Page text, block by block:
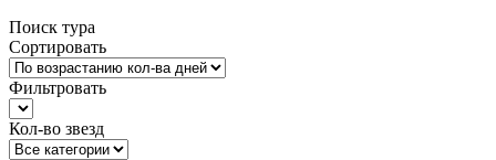
Поиск тура
Сортировать
Фильтровать
Кол-во звезд